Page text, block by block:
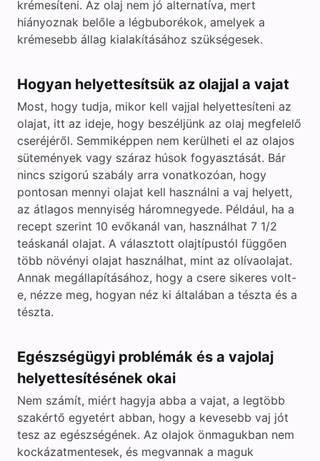
krémesíteni. Az olaj nem jó alternatíva, mert
hiányoznak belőle a légbuborékok, amelyek a
krémesebb állag kialakításához szükségesek.
Hogyan helyettesítsük az olajjal a vajat
Most, hogy tudja, mikor kell vajjal helyettesíteni az
olajat, itt az ideje, hogy beszéljünk az olaj megfelelő
cseréjéről. Semmiképpen nem kerülheti el az olajos
sütemények vagy száraz húsok fogyasztását. Bár
nincs szigorú szabály arra vonatkozóan, hogy
pontosan mennyi olajat kell használni a vaj helyett,
az átlagos mennyiség háromnegyede. Például, ha a
recept szerint 10 evőkanál van, használhat 7 1/2
teáskanál olajat. A választott olajtípustól függően
több növényi olajat használhat, mint az olívaolajat.
Annak megállapításához, hogy a csere sikeres volt-
e, nézze meg, hogyan néz ki általában a tészta és a
tészta.
Egészségügyi problémák és a vajolaj
helyettesítésének okai
Nem számít, miért hagyja abba a vajat, a legtöbb
szakértő egyetért abban, hogy a kevesebb vaj jót
tesz az egészségének. Az olajok önmagukban nem
kockázatmentesek, és megvannak a maguk